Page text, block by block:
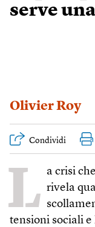
serve
Olivier Roy
Condividi
L a crisi
rivela
tensioni sociali